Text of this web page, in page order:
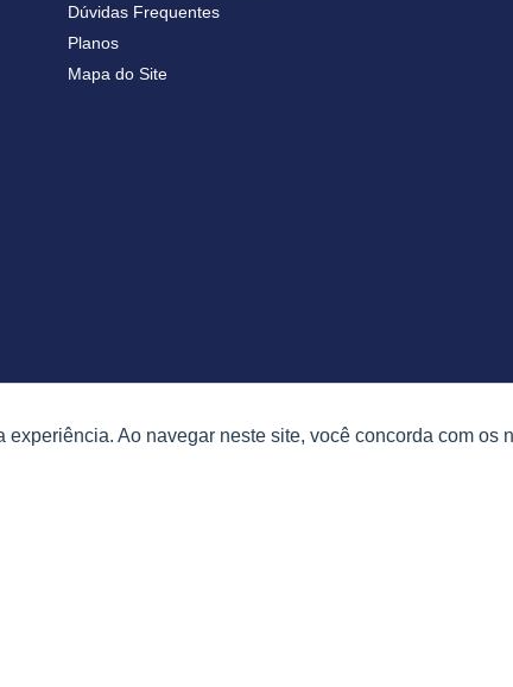
Ao navegar neste site, você concorda com os
Dúvidas Frequentes
Planos
Mapa do Site